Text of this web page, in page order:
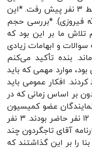
فعالیت کنند که از همان ابتدا دو نفر وارد این موضوع نشدند و عملا کار توسط ۳ نفر پیش رفت. *این
فیروزی). *بررسی حجم
تمام تلاش ما بر این بود که
و ابهامات زیادی
بنده تأکید می‌کنم
موارد مهمی که باید
افکار عمومی باید
بر اساس زمانی که در
عضو کمیسیون
تحقیق حضور داشتند؟ برای رأی گیری در خصوص اعتبارنامه آقای تاجگردون ۱۲ نفر حاضر بودند. ۳ نفر
آقای تاجگردون چند
بر این گذاشتند که